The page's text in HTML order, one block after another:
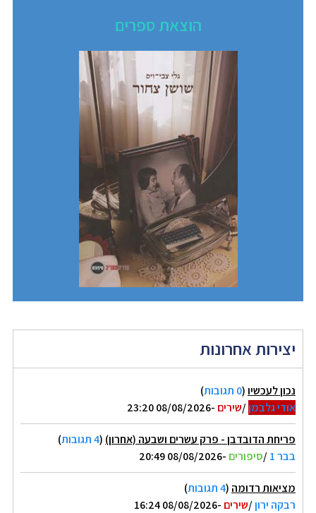
הוצאת ספרים
יצירות אחרונות
נכון לעכשיו(0 תגובות
)
אודי גלבמן/שירים -08/08/2026 23:20
פריחת הדובדבן - פרק עשרים ושבעה (אחרון) (4 תגובות
)
בבר 1
/סיפורים -08/08/2026 20:49
מציאות רדומה (4 תגובות
)
רבקה ירון/שירים -08/08/2026 16:24